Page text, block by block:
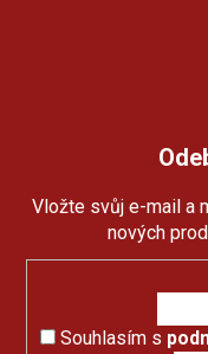
Vložte svůj e-mail a
nových
Souhlasím s